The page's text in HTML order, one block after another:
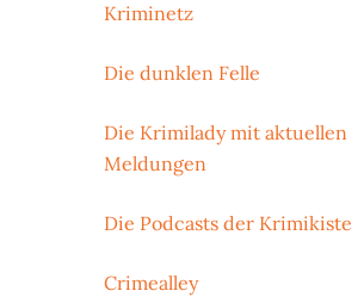
Kriminetz
Die dunklen Felle
Die Krimilady mit aktuellen
Meldungen
Die Podcasts der Krimikiste
Crimealley